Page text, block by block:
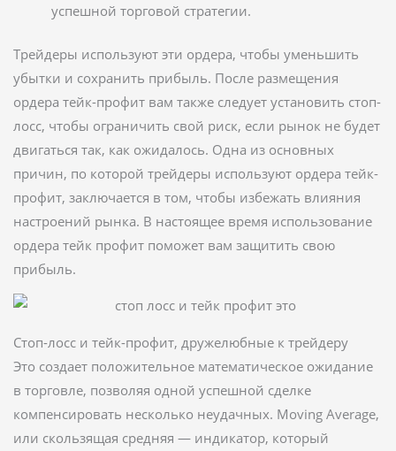
успешной торговой стратегии.
Трейдеры используют эти ордера, чтобы уменьшить
убытки и сохранить прибыль. После размещения
ордера тейк-профит вам также следует установить стоп-
лосс, чтобы ограничить свой риск, если рынок не будет
двигаться так, как ожидалось. Одна из основных
причин, по которой трейдеры используют ордера тейк-
профит, заключается в том, чтобы избежать влияния
настроений рынка. В настоящее время использование
ордера тейк профит поможет вам защитить свою
прибыль.
Стоп-лосс и тейк-профит, дружелюбные к трейдеру
Это создает положительное математическое ожидание
в торговле, позволяя одной успешной сделке
компенсировать несколько неудачных. Moving Average,
или скользящая средняя — индикатор, который